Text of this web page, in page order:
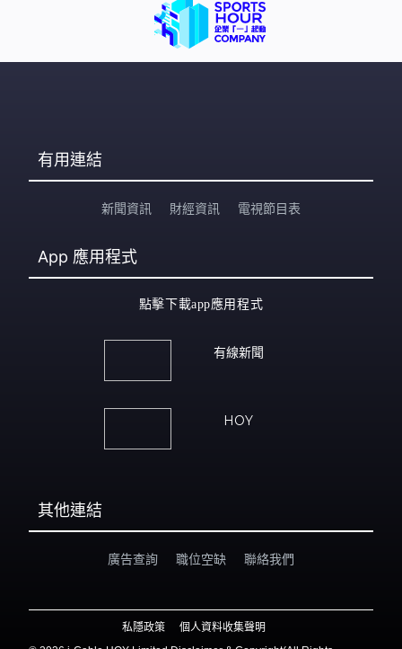
有用連結
新聞資訊 財經資訊 電視節目表
App 應用程式
點擊下載app應用程式
有線新聞
HOY
其他連結
廣告查詢 職位空缺 聯絡我們
私隱政策
個人資料收集聲明